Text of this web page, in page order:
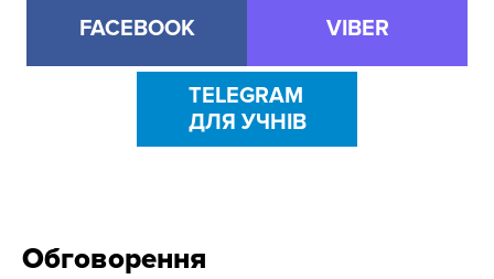
FACEBOOK VIBER
TELEGRAM
ДЛЯ УЧНІВ
Обговорення